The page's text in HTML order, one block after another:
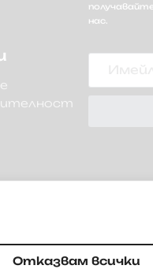
Отказвам всички
нас.